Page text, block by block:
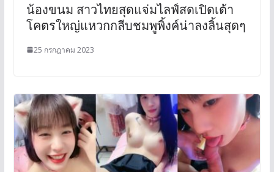
น้องขนม สาวไทยสุดแจ่มไลฟ์สดเปิดเต้า
โคตรใหญ่แหวกกลีบชมพูพิ้งค์น่าลงลิ้นสุดๆ
25 กรกฎาคม 2023